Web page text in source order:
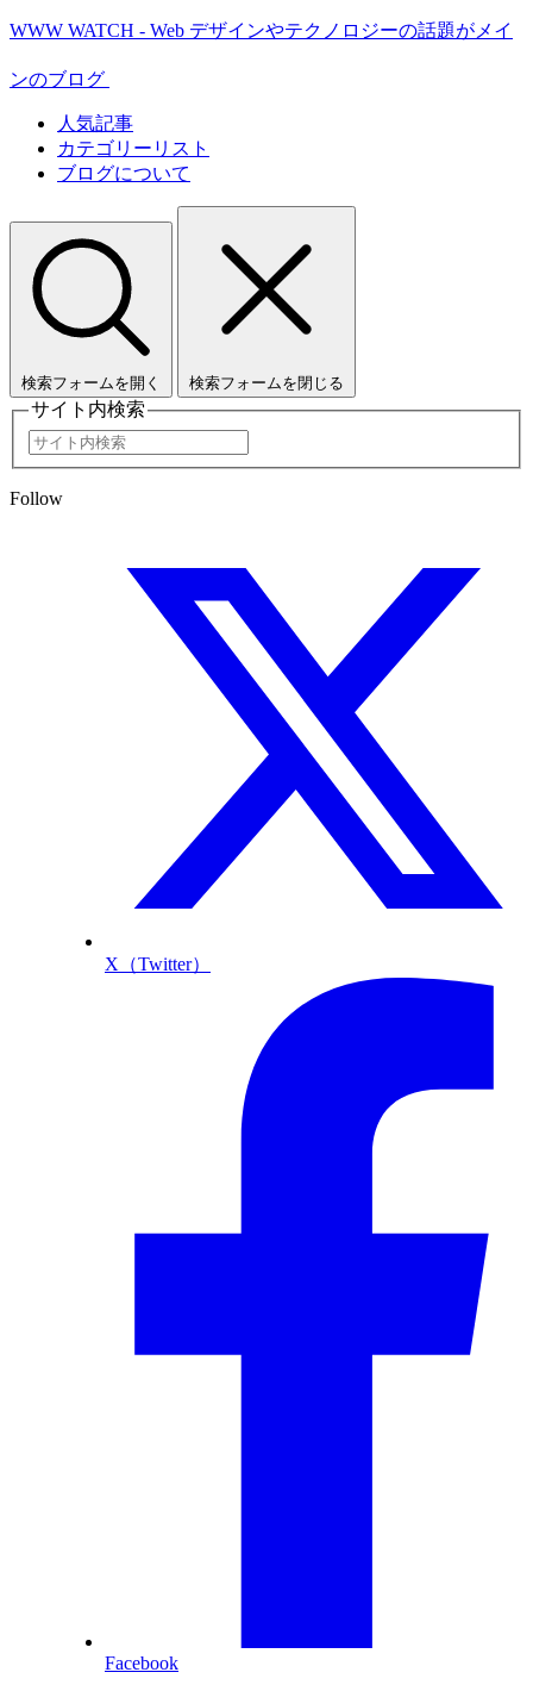
WWW WATCH - Web デザインやテクノロジーの話題がメイ
ンのブログ
人気記事
カテゴリーリスト
ブログについて
検索フォームを開く 検索フォームを閉じる
サイト内検索
Follow
X（Twitter）
Facebook